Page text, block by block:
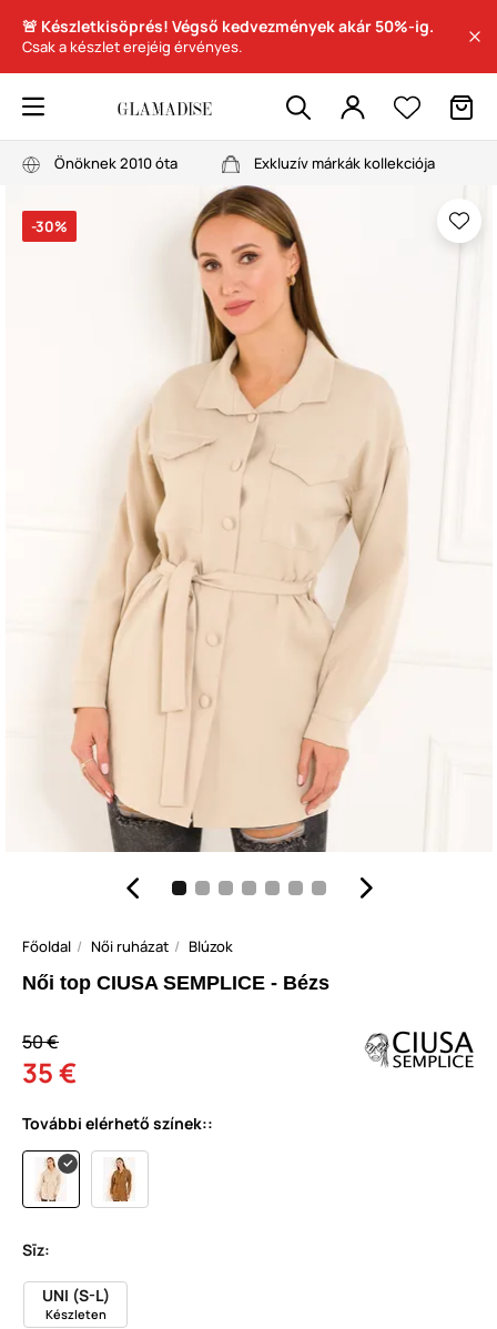
🚨 Készletkisöprés! Végső kedvezmények akár 50%-ig.
Csak a készlet erejéig érvényes.
Önöknek 2010 óta Exkluzív márkák kollekciója
-30%
Főoldal Női ruházat Blúzok
Női top CIUSA SEMPLICE - Bézs
50 €
35 €
További elérhető színek::
Sīz:
UNI (S-L)
Készleten